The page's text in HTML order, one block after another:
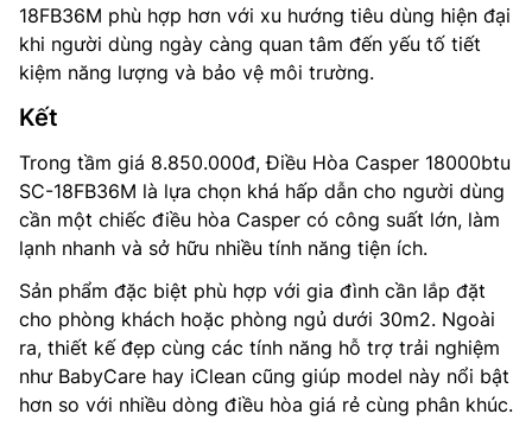
18FB36M phù hợp hơn với xu hướng tiêu dùng hiện đại
khi người dùng ngày càng quan tâm đến yếu tố tiết
kiệm năng lượng và bảo vệ môi trường.
Kết
Trong tầm giá 8.850.000đ, Điều Hòa Casper 18000btu
SC-18FB36M là lựa chọn khá hấp dẫn cho người dùng
cần một chiếc điều hòa Casper có công suất lớn, làm
lạnh nhanh và sở hữu nhiều tính năng tiện ích.
Sản phẩm đặc biệt phù hợp với gia đình cần lắp đặt
cho phòng khách hoặc phòng ngủ dưới 30m2. Ngoài
ra, thiết kế đẹp cùng các tính năng hỗ trợ trải nghiệm
như BabyCare hay iClean cũng giúp model này nổi bật
hơn so với nhiều dòng điều hòa giá rẻ cùng phân khúc.